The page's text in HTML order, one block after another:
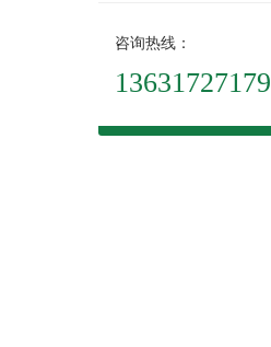
咨询热线：
13631727179